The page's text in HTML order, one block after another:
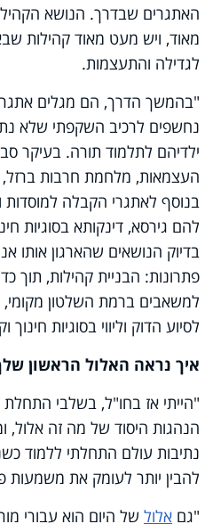
האתגרים שבדרך. הנושא
מאוד, ויש מעט מאוד קהילות
לגדילה והתעצמות.
"בהמשך הדרך, הם מגלים
נחשפים לרכיב השקפתי שלא
ילדיהם לתלמוד תורה. בעיקר
העצמאות, מלחמת חרבות ברזל,
בנוסף לאתגרי הקבלה למוסדות
להם גירסא, דינקותא בסוגיות
בדיוק הנושאים שהארגון אותו
פתרונות: הבניית קהילות, תוך
למשאבים ברמת השלטון מקומי,
לסיוע הדוק וליווי בסוגיות
איך נראה האלול הראשון
"הייתי אז בחו"ל, בשלבי
הנהגות היסוד של מה זה אלול,
נתיבות עולם התחלתי ללמוד
להבין יותר לעומק את משמעות
"גם אלול של היום הוא עבורי